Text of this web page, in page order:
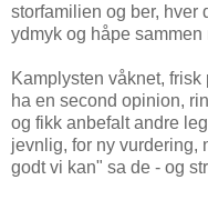
storfamilien og ber,
ydmyk og håpe sammen
Kamplysten våknet,
ha en second opinion,
og fikk anbefalt andre
jevnlig, for ny vurdering,
godt vi kan" sa de - og